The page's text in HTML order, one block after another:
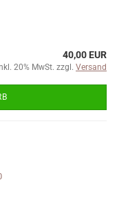
40,00 EUR
20% MwSt. zzgl. Versand